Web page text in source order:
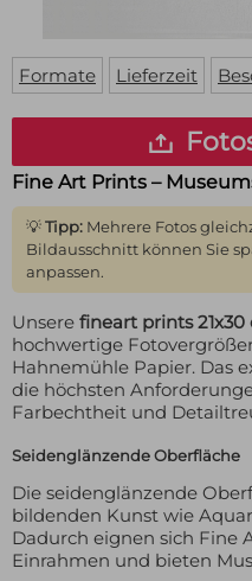
Custom skateboard deck
Lieferzeiten
Login
WhatsApp
Formate Lieferzeit
Fine Art Prints –
💡Tipp: Mehrere Fotos
Bildausschnitt können Sie
anpassen.
Unsere fineart prints 21x30
hochwertige
Hahnemühle Papier. Das
die höchsten
Farbechtheit und
Seidenglänzende Oberfläche
Die seidenglänzende
bildenden Kunst wie
Dadurch eignen sich Fine
Einrahmen und bieten